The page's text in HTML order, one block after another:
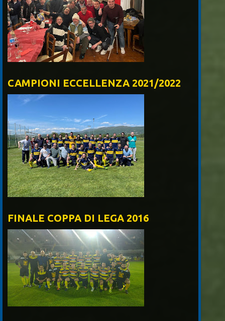
CAMPIONI ECCELLENZA 2021/2022
FINALE COPPA DI LEGA 2016